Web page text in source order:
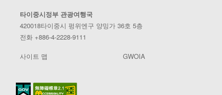
타이중시정부 관광여행국
420018타이중시 펑위엔구 양밍가 36호 5층
전화 +886-4-2228-9111
사이트 맵 GWOIA